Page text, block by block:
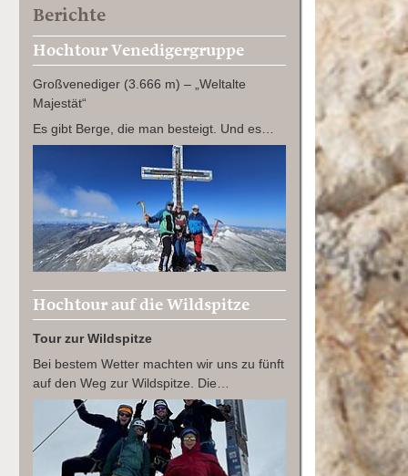
Berichte
Hochtour Venedigergruppe
Großvenediger (3.666 m) – „Weltalte
Majestät“
Es gibt Berge, die man besteigt. Und es…
Hochtour auf die Wildspitze
Tour zur Wildspitze
Bei bestem Wetter machten wir uns zu fünft
auf den Weg zur Wildspitze. Die…